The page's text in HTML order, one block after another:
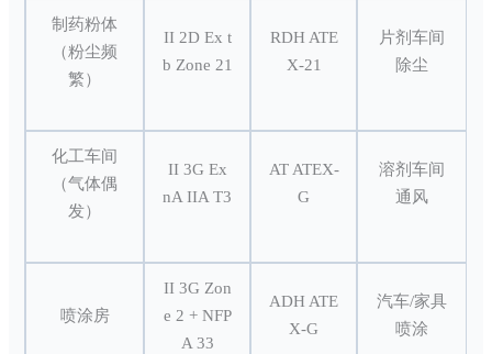
制药粉体
（粉尘频
繁）
II 2D Ex t
b Zone 21
RDH ATE
X-21
片剂车间
除尘
化工车间
（气体偶
发）
II 3G Ex
nA IIA T3
AT ATEX-
G
溶剂车间
通风
喷涂房
II 3G Zon
e 2 + NFP
A 33
ADH ATE
X-G
汽车/家具
喷涂